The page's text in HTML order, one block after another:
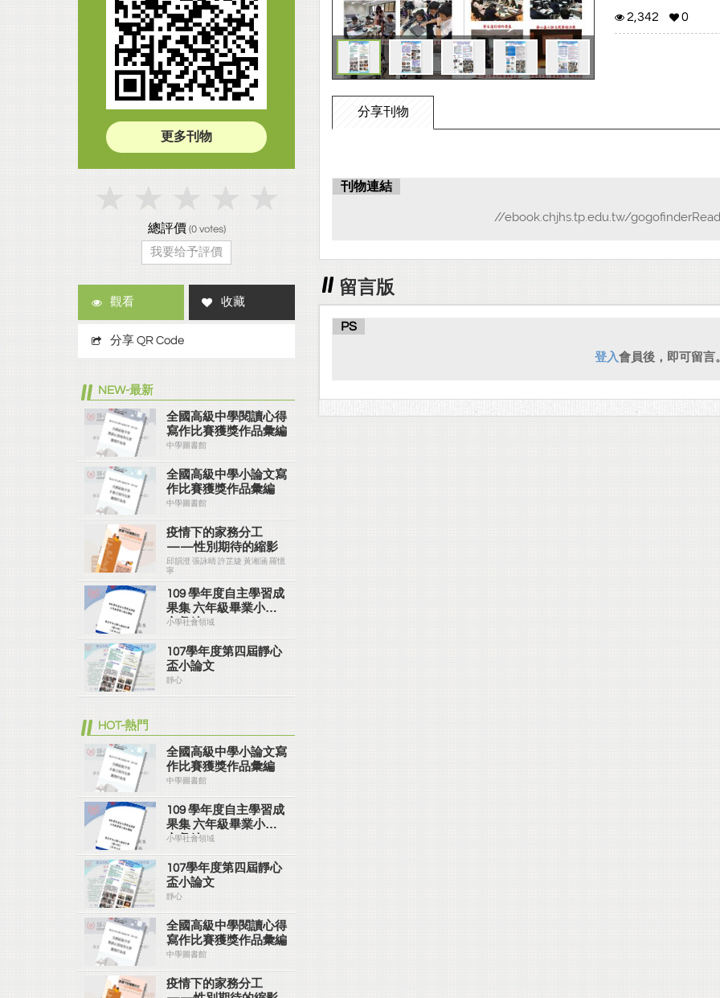
2,342
0
分享刊物
刊物連結
//ebook.chjhs.tp.edu.tw/
留言版
PS
登入會員後，即可留言
更多刊物
總評價 (0votes)
我要给予評價
觀看 收藏
分享 QR Code
NEW-最新
全國高級中學閱讀心得
寫作比賽獲獎作品彙編
中學圖書館
全國高級中學小論文寫
作比賽獲獎作品彙編
中學圖書館
疫情下的家務分工
——性別期待的縮影
邱韻澄 張詠晴 許芷緁 黃湘涵 羅憶
寧
109 學年度自主學習成
果集 六年級畢業小論
文彙編
小學社會領域
107學年度第四屆靜心
盃小論文
靜心
HOT-熱門
全國高級中學小論文寫
作比賽獲獎作品彙編
中學圖書館
109 學年度自主學習成
果集 六年級畢業小論
文彙編
小學社會領域
107學年度第四屆靜心
盃小論文
靜心
全國高級中學閱讀心得
寫作比賽獲獎作品彙編
中學圖書館
疫情下的家務分工